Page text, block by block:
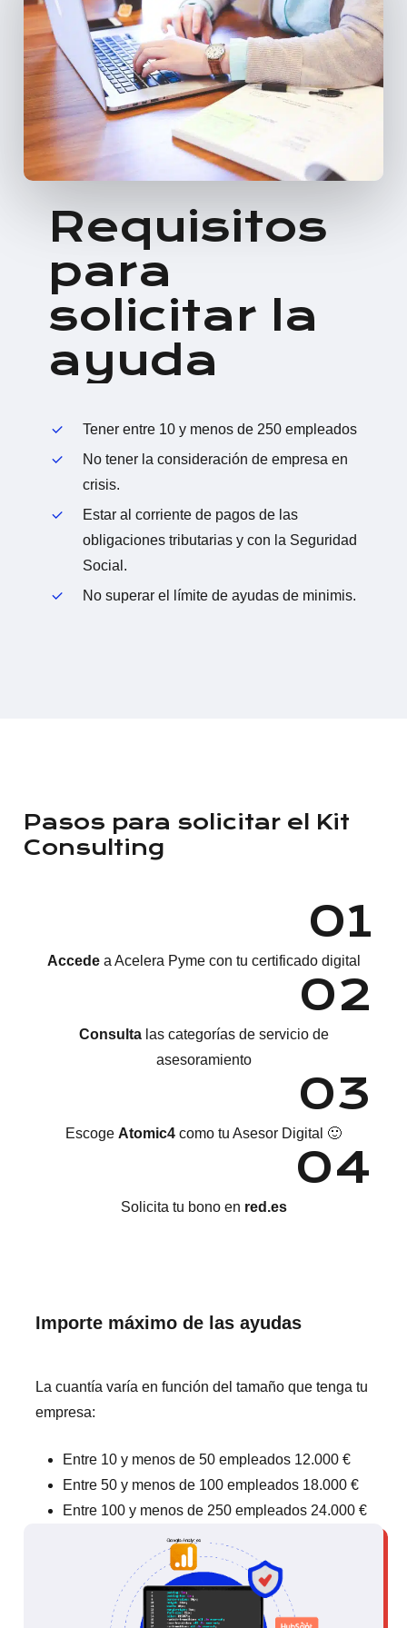
Requisitos
para
solicitar la
ayuda
Tener entre 10 y menos de 250 empleados
No tener la consideración de empresa en
crisis.
Estar al corriente de pagos de las
obligaciones tributarias y con la Seguridad
Social.
No superar el límite de ayudas de minimis.
Pasos para solicitar el Kit
Consulting
01
Accedea Acelera Pyme con tu certificado digital
02
Consultalas categorías de servicio de
asesoramiento
03
Escoge Atomic4 como tu Asesor Digital 🙂
04
Solicita tu bono en red.es
Importe máximo de las ayudas
La cuantía varía en función del tamaño que tenga tu
empresa:
Entre 10 y menos de 50 empleados 12.000 €
Entre 50 y menos de 100 empleados 18.000 €
Entre 100 y menos de 250 empleados 24.000 €